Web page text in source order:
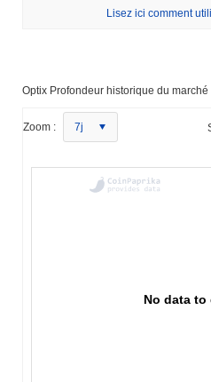
Lisez ici comment
Optix Profondeur historique du marché
Zoom : 7j
No data to